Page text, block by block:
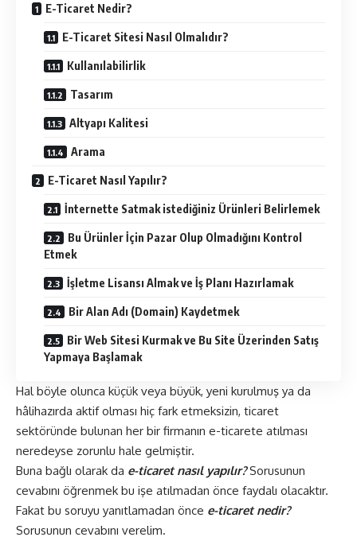
E-Ticaret Nedir?
E-Ticaret Sitesi Nasıl Olmalıdır?
Kullanılabilirlik
Tasarım
Altyapı Kalitesi
Arama
E-Ticaret Nasıl Yapılır?
İnternette Satmak istediğiniz Ürünleri Belirlemek
Bu Ürünler İçin Pazar Olup Olmadığını Kontrol
Etmek
İşletme Lisansı Almak ve İş Planı Hazırlamak
Bir Alan Adı (Domain) Kaydetmek
Bir Web Sitesi Kurmak ve Bu Site Üzerinden Satış
Yapmaya Başlamak
Hal böyle olunca küçük veya büyük, yeni kurulmuş ya da
hâlihazırda aktif olması hiç fark etmeksizin, ticaret
sektöründe bulunan her bir firmanın e-ticarete atılması
neredeyse zorunlu hale gelmiştir.
Buna bağlı olarak da e-ticaret nasıl yapılır?Sorusunun
cevabını öğrenmek bu işe atılmadan önce faydalı olacaktır.
Fakat bu soruyu yanıtlamadan önce e-ticaret nedir?
Sorusunun cevabını verelim.